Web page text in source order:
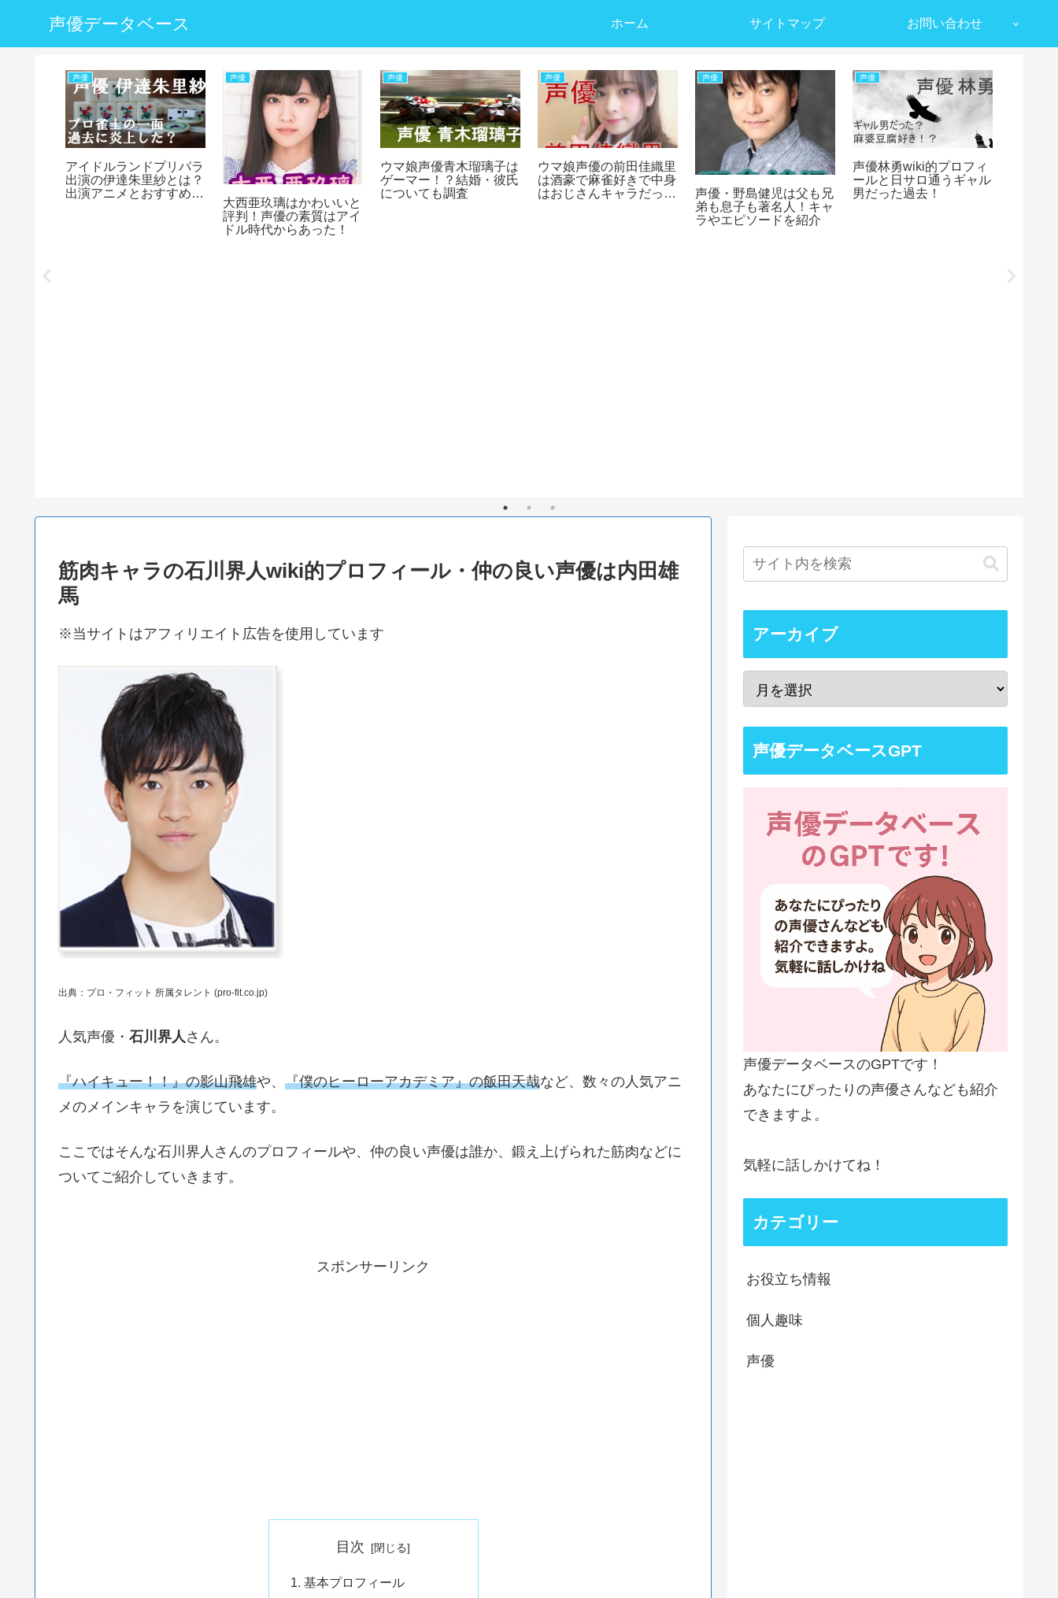
声優データベース ホーム サイトマップ お問い合わせ
声優
アイドルランドプリパラ
出演の伊達朱里紗とは？
出演アニメとおすすめ作
声優
大西亜玖璃はかわいいと
評判！声優の素質はアイ
ドル時代からあった！
声優
ウマ娘声優青木瑠璃子は
ゲーマー！？結婚・彼氏
についても調査
声優
ウマ娘声優の前田佳織里
は酒豪で麻雀好きで中身
はおじさんキャラだっ
声優
声優・野島健児は父も兄
弟も息子も著名人！キャ
ラやエピソードを紹介
声優
声優林勇wiki的プロフィ
ールと日サロ通うギャル
男だった過去！
筋肉キャラの石川界人wiki的プロフィール・仲の良い声優は内田雄
馬
※当サイトはアフィリエイト広告を使用しています
出典：プロ・フィット 所属タレント (pro-fit.co.jp)
人気声優・ 石川界人 さん。
『ハイキュー！！』の影山飛雄や、 『僕のヒーローアカデミア』の飯田天哉など、数々の人気アニ
メのメインキャラを演じています。
ここではそんな石川界人さんのプロフィールや、仲の良い声優は誰か、鍛え上げられた筋肉などに
ついてご紹介していきます。
スポンサーリンク
目次
基本プロフィール
アーカイブ
声優データベースGPT
声優データベースのGPTです！
あなたにぴったりの声優さんなども紹介
できますよ。
気軽に話しかけてね！
カテゴリー
お役立ち情報
個人趣味
声優